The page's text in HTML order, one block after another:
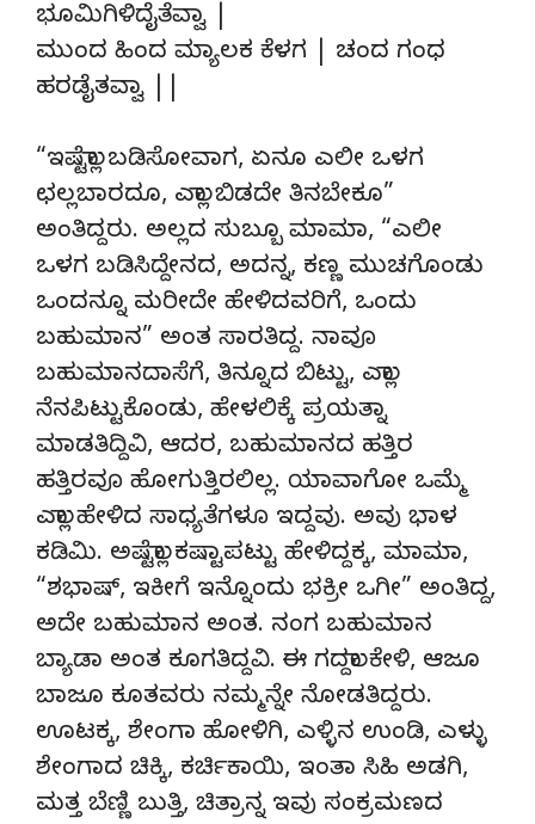
ಭೂಮಿಗಿಳಿದೈತೆವ್ವಾ |
ಮುಂದ ಹಿಂದ ಮ್ಯಾಲಕ ಕೆಳಗ | ಚಂದ ಗಂಧ
ಹರಡೈತವ್ವಾ ||
“ಇಷ್ಟೆಲ್ಲಾ ಬಡಿಸೋವಾಗ, ಏನೂ ಎಲೀ ಒಳಗ
ಛಲ್ಲಬಾರದೂ, ಎಲ್ಲಾ ಬಿಡದೇ ತಿನಬೇಕೂ”
ಅಂತಿದ್ದರು. ಅಲ್ಲದ ಸುಬ್ಬೂ ಮಾಮಾ, “ಎಲೀ
ಒಳಗ ಬಡಿಸಿದ್ದೇನದ, ಅದನ್ನ, ಕಣ್ಣ ಮುಚಗೊಂಡು
ಒಂದನ್ನೂ ಮರೀದೇ ಹೇಳಿದವರಿಗೆ, ಒಂದು
ಬಹುಮಾನ” ಅಂತ ಸಾರತಿದ್ದ. ನಾವೂ
ಬಹುಮಾನದಾಸೆಗೆ, ತಿನ್ನೂದ ಬಿಟ್ಟು, ಎಲ್ಲಾ
ನೆನಪಿಟ್ಟುಕೊಂಡು, ಹೇಳಲಿಕ್ಕೆ ಪ್ರಯತ್ನಾ
ಮಾಡತಿದ್ದಿವಿ, ಆದರ, ಬಹುಮಾನದ ಹತ್ತಿರ
ಹತ್ತಿರವೂ ಹೋಗುತ್ತಿರಲಿಲ್ಲ. ಯಾವಾಗೋ ಒಮ್ಮೆ
ಎಲ್ಲಾ ಹೇಳಿದ ಸಾಧ್ಯತೆಗಳೂ ಇದ್ದವು. ಅವು ಭಾಳ
ಕಡಿಮಿ. ಅಷ್ಟೆಲ್ಲಾ ಕಷ್ಟಾಪಟ್ಟು ಹೇಳಿದ್ದಕ್ಕ, ಮಾಮಾ,
“ಶಭಾಷ್, ಇಕೀಗೆ ಇನ್ನೊಂದು ಭಕ್ರೀ ಒಗೀ” ಅಂತಿದ್ದ,
ಅದೇ ಬಹುಮಾನ ಅಂತ. ನಂಗ ಬಹುಮಾನ
ಬ್ಯಾಡಾ ಅಂತ ಕೂಗತಿದ್ದವಿ. ಈ ಗದ್ದಲಾ ಕೇಳಿ, ಆಜೂ
ಬಾಜೂ ಕೂತವರು ನಮ್ಮನ್ನೇ ನೋಡತಿದ್ದರು.
ಊಟಕ್ಕ, ಶೇಂಗಾ ಹೋಳಿಗಿ, ಎಳ್ಳಿನ ಉಂಡಿ, ಎಳ್ಳು
ಶೇಂಗಾದ ಚಿಕ್ಕಿ, ಕರ್ಚಿಕಾಯಿ, ಇಂತಾ ಸಿಹಿ ಅಡಗಿ,
ಮತ್ತ ಬೆಣ್ಣಿ ಬುತ್ತಿ, ಚಿತ್ರಾನ್ನ ಇವು ಸಂಕ್ರಮಣದ